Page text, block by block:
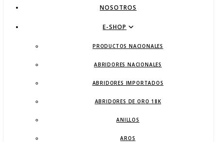
NOSOTROS
E-SHOP
PRODUCTOS NACIONALES
ABRIDORES NACIONALES
ABRIDORES IMPORTADOS
ABRIDORES DE ORO 18K
ANILLOS
AROS